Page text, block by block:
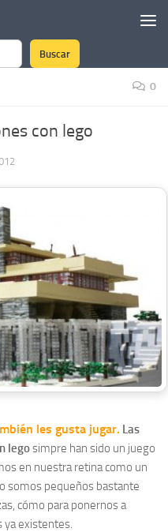
Buscar
0
con lego
les gusta jugar. Las
legosimpre han sido un juego
en nuestra retina como un
somos pequeños bastante
cómo para ponernos a
existentes.